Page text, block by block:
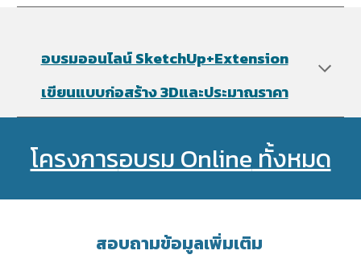
อบรมออนไลน์ SketchUp+Extension
เขียนแบบก่อสร้าง 3Dและประมาณราคา
โครงการอบรม Online ทั้งหมด
สอบถามข้อมูลเพิ่มเติม